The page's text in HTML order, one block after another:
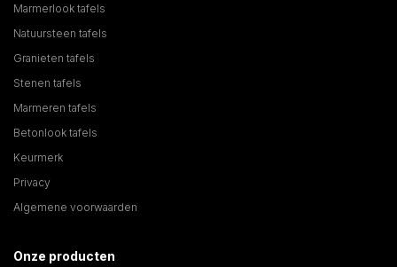
Marmerlook tafels
Natuursteen tafels
Granieten tafels
Stenen tafels
Marmeren tafels
Betonlook tafels
Keurmerk
Privacy
Algemene voorwaarden
Onze producten